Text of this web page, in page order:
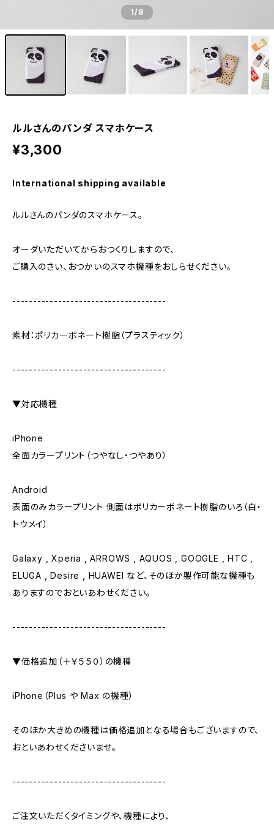
1/8
ルルさんのパンダ スマホケース
¥3,300
International shipping available
ルルさんのパンダのスマホケース。
オーダいただいてからおつくりしますので、
ご購入のさい、おつかいのスマホ機種をおしらせください。
-------------------------------------
素材：ポリカーボネート樹脂（プラスティック）
-------------------------------------
▼対応機種
iPhone
全面カラープリント（つやなし・つやあり）
Android
表面のみカラープリント 側面はポリカーボネート樹脂のいろ（白・
トウメイ）
Galaxy , Xperia , ARROWS , AQUOS , GOOGLE , HTC ,
ELUGA , Desire , HUAWEI など、そのほか製作可能な機種も
ありますのでおといあわせください。
-------------------------------------
▼価格追加（＋￥５５０）の機種
iPhone（Plus や Max の機種）
そのほか大きめの機種は価格追加となる場合もございますので、
おといあわせくださいませ。
-------------------------------------
ご注文いただくタイミングや、機種により、